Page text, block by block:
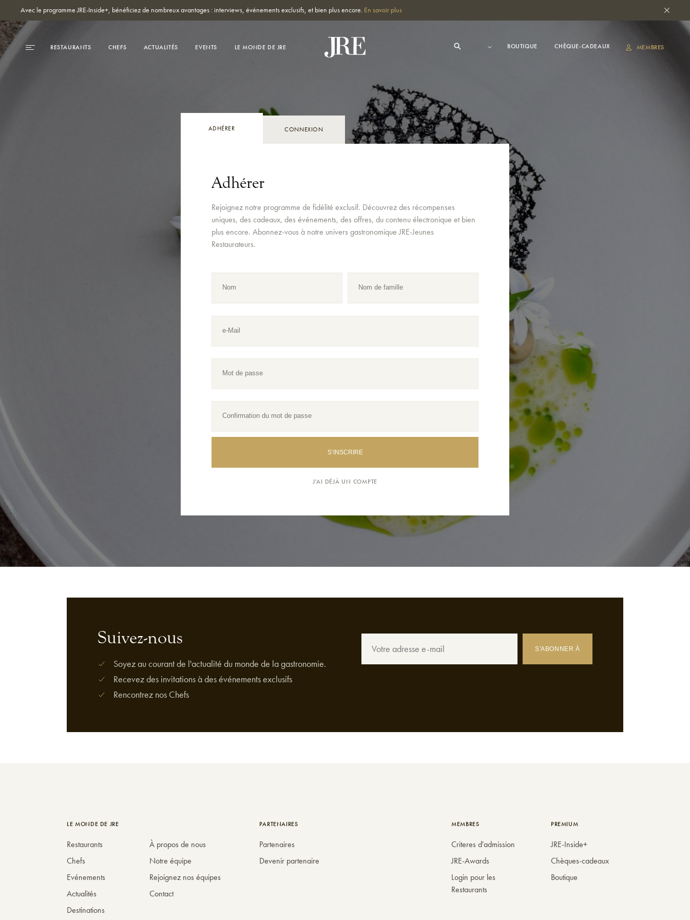
Avec le programme JRE-Inside+, bénéficiez de nombreux avantages : interviews, événements exclusifs, et bien plus encore. En savoir plus
RESTAURANTS CHEFS ACTUALITÉS EVENTS LE MONDE DE JRE BOUTIQUE CHÈQUE-CADEAUX MEMBRES
ADHÉRER CONNEXION
Adhérer
Rejoignez notre programme de fidélité exclusif. Découvrez des récompenses
uniques, des cadeaux, des événements, des offres, du contenu électronique et bien
plus encore. Abonnez-vous à notre univers gastronomique JRE-Jeunes
Restaurateurs.
S’INSCRIRE
J'AI DÉJÀ UN COMPTE
Suivez-nous
Soyez au courant de l'actualité du monde de la gastronomie.
Recevez des invitations à des événements exclusifs
Rencontrez nos Chefs
S'ABONNER À
LE MONDE DE JRE
Restaurants
Chefs
Evénements
Actualités
Destinations
À propos de nous
Notre équipe
Rejoignez nos équipes
Contact
PARTENAIRES
Partenaires
Devenir partenaire
MEMBRES
Criteres d'admission
JRE-Awards
Login pour les
Restaurants
PREMIUM
JRE-Inside+
Chèques-cadeaux
Boutique